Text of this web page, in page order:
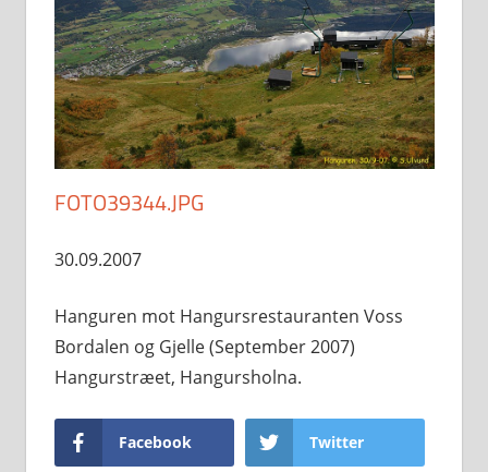
FOTO39344.JPG
30.09.2007
Hanguren mot Hangursrestauranten Voss
Bordalen og Gjelle (September 2007)
Hangurstræet, Hangursholna.
Facebook Twitter